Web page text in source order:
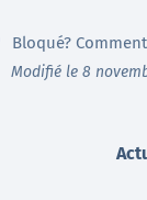
Bloqué?
Modifié le 8